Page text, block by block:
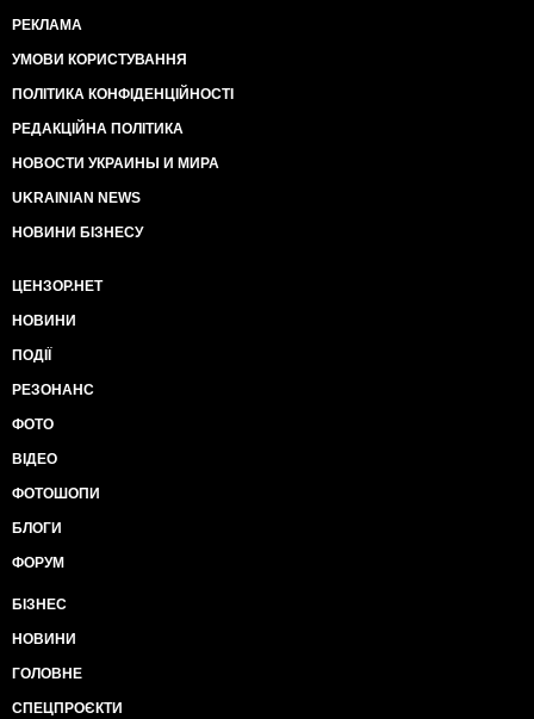
РЕКЛАМА
УМОВИ КОРИСТУВАННЯ
ПОЛІТИКА КОНФІДЕНЦІЙНОСТІ
РЕДАКЦІЙНА ПОЛІТИКА
НОВОСТИ УКРАИНЫ И МИРА
UKRAINIAN NEWS
НОВИНИ БІЗНЕСУ
ЦЕНЗОР.НЕТ
НОВИНИ
ПОДІЇ
РЕЗОНАНС
ФОТО
ВІДЕО
ФОТОШОПИ
БЛОГИ
ФОРУМ
БІЗНЕС
НОВИНИ
ГОЛОВНЕ
СПЕЦПРОЄКТИ